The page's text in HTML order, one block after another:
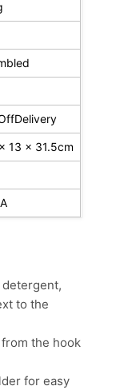
13 x 31.5cm
to the
the hook
for easy